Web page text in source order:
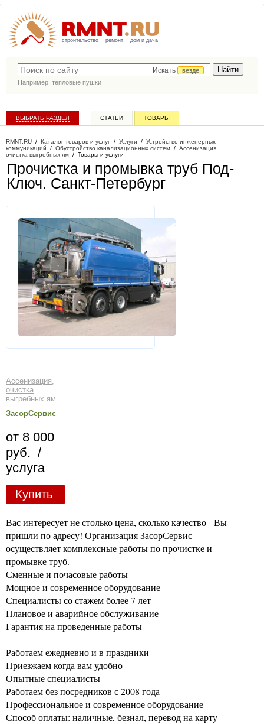
строительство ремонт дом и дача
Искать
везде
Например, тепловые пушки
ВЫБРАТЬ РАЗДЕЛ СТАТЬИ ТОВАРЫ
RMNT.RU / Каталог товаров и услуг / Услуги / Устройство инженерных
коммуникаций / Обустройство канализационных систем / Ассенизация,
очистка выгребных ям / Товары и услуги
Прочистка и промывка труб Под-
Ключ. Санкт-Петербург
Ассенизация,
очистка
выгребных ям
ЗасорСервис
от 8 000
руб. /
услуга
Купить
Вас интересует не столько цена, сколько качество - Вы
пришли по адресу! Организация ЗасорСервис
осуществляет комплексные работы по прочистке и
промывке труб.
Сменные и почасовые работы
Мощное и современное оборудование
Специалисты со стажем более 7 лет
Плановое и аварийное обслуживание
Гарантия на проведенные работы
Работаем ежедневно и в праздники
Приезжаем когда вам удобно
Опытные специалисты
Работаем без посредников с 2008 года
Профессиональное и современное оборудование
Способ оплаты: наличные, безнал, перевод на карту